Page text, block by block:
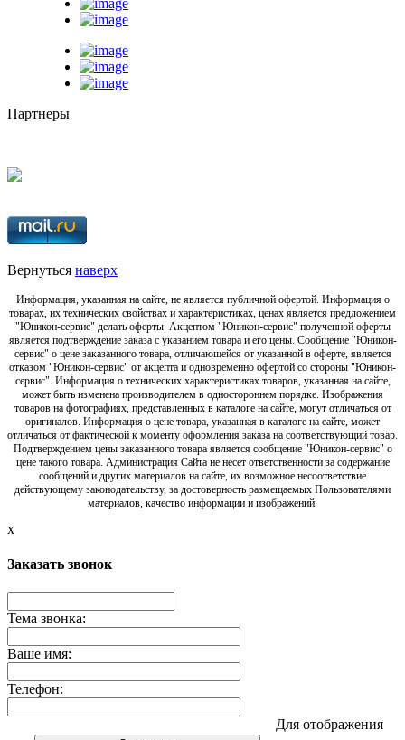
Партнеры
Вернуться наверх
Информация, указанная на сайте, не является публичной офертой. Информация о
товарах, их технических свойствах и характеристиках, ценах является предложением
"Юникон-сервис" делать оферты. Акцептом "Юникон-сервис" полученной оферты
является подтверждение заказа с указанием товара и его цены. Сообщение "Юникон-
сервис" о цене заказанного товара, отличающейся от указанной в оферте, является
отказом "Юникон-сервис" от акцепта и одновременно офертой со стороны "Юникон-
сервис". Информация о технических характеристиках товаров, указанная на сайте,
может быть изменена производителем в одностороннем порядке. Изображения
товаров на фотографиях, представленных в каталоге на сайте, могут отличаться от
оригиналов. Информация о цене товара, указанная в каталоге на сайте, может
отличаться от фактической к моменту оформления заказа на соответствующий товар.
Подтверждением цены заказанного товара является сообщение "Юникон-сервис" о
цене такого товара. Администрация Сайта не несет ответственности за содержание
сообщений и других материалов на сайте, их возможное несоответствие
действующему законодательству, за достоверность размещаемых Пользователями
материалов, качество информации и изображений.
x
Заказать звонок
Тема звонка:
Ваше имя:
Телефон:
Для отображения